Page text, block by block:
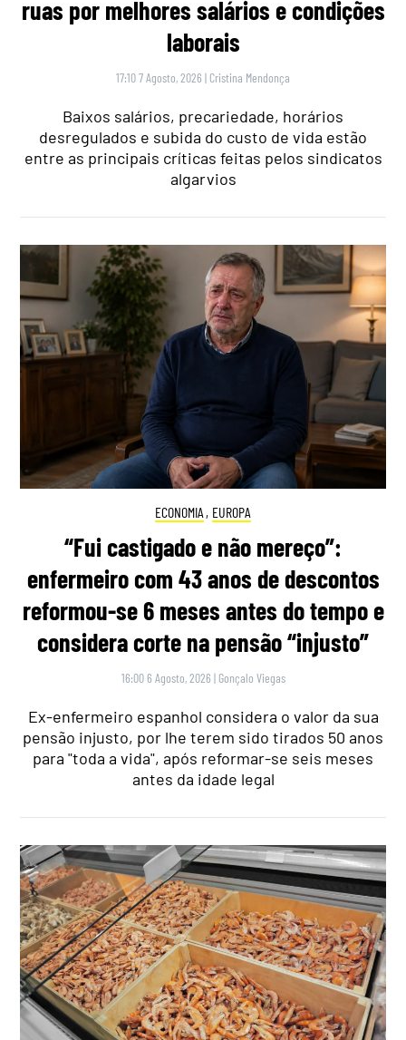
ruas por melhores salários e condições
laborais
17:10 7 Agosto, 2026 | Cristina Mendonça
Baixos salários, precariedade, horários
desregulados e subida do custo de vida estão
entre as principais críticas feitas pelos sindicatos
algarvios
ECONOMIA , EUROPA
“Fui castigado e não mereço”:
enfermeiro com 43 anos de descontos
reformou-se 6 meses antes do tempo e
considera corte na pensão “injusto”
16:00 6 Agosto, 2026 | Gonçalo Viegas
Ex-enfermeiro espanhol considera o valor da sua
pensão injusto, por lhe terem sido tirados 50 anos
para "toda a vida", após reformar-se seis meses
antes da idade legal